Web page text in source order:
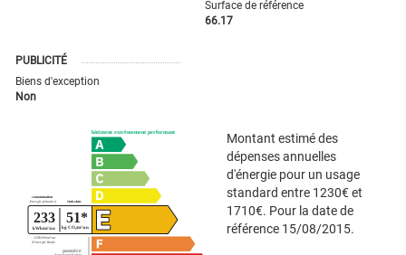
Surface de référence
66.17
PUBLICITÉ
Biens d'exception
Non
Montant estimé des
dépenses annuelles
d'énergie pour un usage
standard entre 1230€ et
1710€. Pour la date de
référence 15/08/2015.